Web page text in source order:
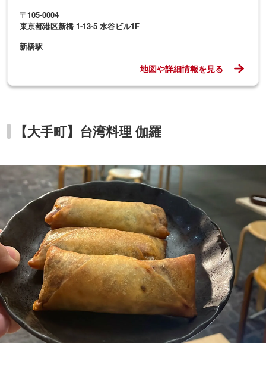
〒105-0004
東京都港区新橋 1-13-5 水谷ビル1F
新橋駅
地図や詳細情報を見る
【大手町】台湾料理 伽羅